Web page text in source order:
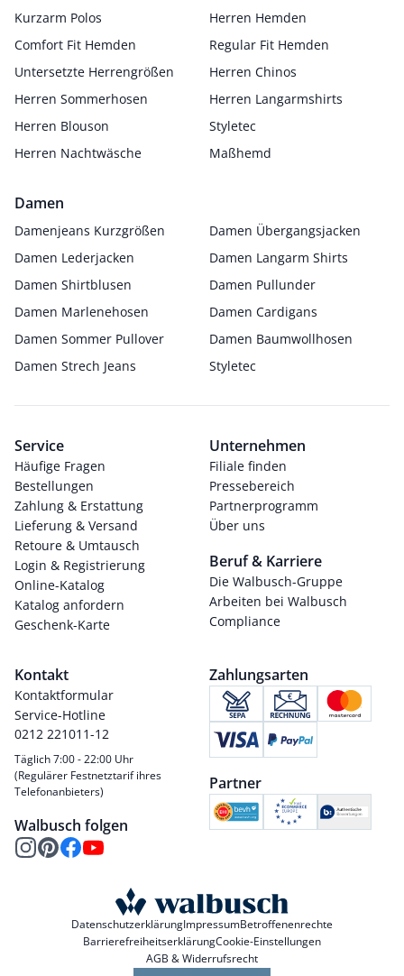
Kurzarm Polos
Herren Hemden
Comfort Fit Hemden
Regular Fit Hemden
Untersetzte Herrengrößen
Herren Chinos
Herren Sommerhosen
Herren Langarmshirts
Herren Blouson
Styletec
Herren Nachtwäsche
Maßhemd
Damen
Damenjeans Kurzgrößen
Damen Übergangsjacken
Damen Lederjacken
Damen Langarm Shirts
Damen Shirtblusen
Damen Pullunder
Damen Marlenehosen
Damen Cardigans
Damen Sommer Pullover
Damen Baumwollhosen
Damen Strech Jeans
Styletec
Service
Häufige Fragen
Bestellungen
Zahlung & Erstattung
Lieferung & Versand
Retoure & Umtausch
Login & Registrierung
Online-Katalog
Katalog anfordern
Geschenk-Karte
Unternehmen
Filiale finden
Pressebereich
Partnerprogramm
Über uns
Beruf & Karriere
Die Walbusch-Gruppe
Arbeiten bei Walbusch
Compliance
Kontakt
Kontaktformular
Service-Hotline
0212 221011-12
Täglich 7:00 - 22:00 Uhr
(Regulärer Festnetztarif ihres
Telefonanbieters)
Walbusch folgen
Zahlungsarten
Partner
DatenschutzerklärungImpressumBetroffenenrechte
BarrierefreiheitserklärungCookie-Einstellungen
AGB & Widerrufsrecht